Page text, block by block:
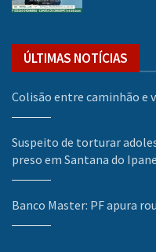
ÚLTIMAS NOTÍCIAS
Colisão entre caminhão e
Suspeito de torturar
preso em Santana do
Banco Master: PF apura